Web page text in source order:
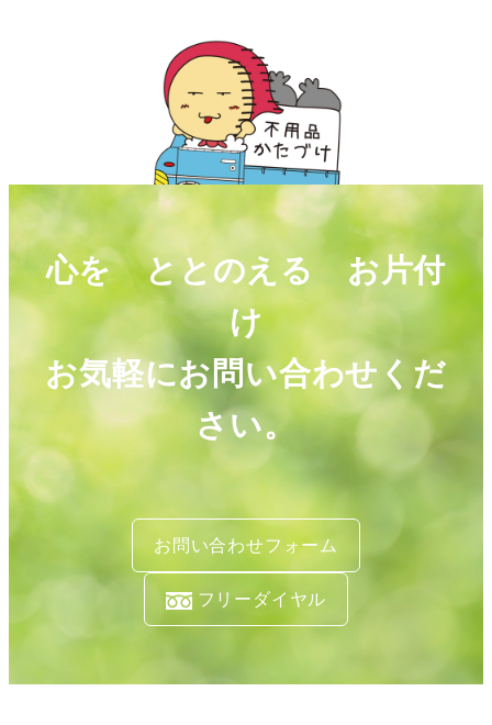
心を ととのえる お片付
け
お気軽にお問い合わせくだ
さい。
お問い合わせフォーム
フリーダイヤル